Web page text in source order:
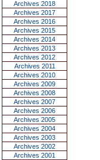
Archives 2018
Archives 2017
Archives 2016
Archives 2015
Archives 2014
Archives 2013
Archives 2012
Archives 2011
Archives 2010
Archives 2009
Archives 2008
Archives 2007
Archives 2006
Archives 2005
Archives 2004
Archives 2003
Archives 2002
Archives 2001